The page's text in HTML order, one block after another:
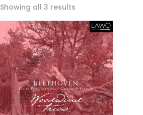
Showing all 3 results